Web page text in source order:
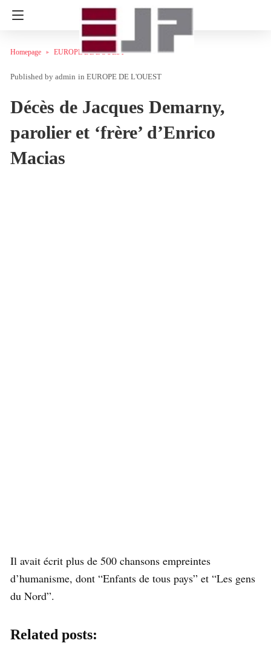
Homepage EUROPE DE L'OUEST
admin in EUROPE DE L'OUEST
Décès de Jacques Demarny,
parolier et ‘frère’ d’Enrico
Macias
Il avait écrit plus de 500 chansons empreintes
d’humanisme, dont “Enfants de tous pays” et “Les gens
du Nord”.
Related posts: